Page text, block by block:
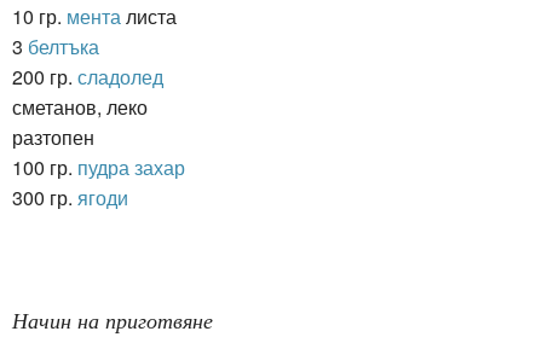
10 гр. мента листа
3 белтъка
200 гр. сладолед
сметанов, леко
разтопен
100 гр. пудра захар
300 гр. ягоди
Начин на приготвяне